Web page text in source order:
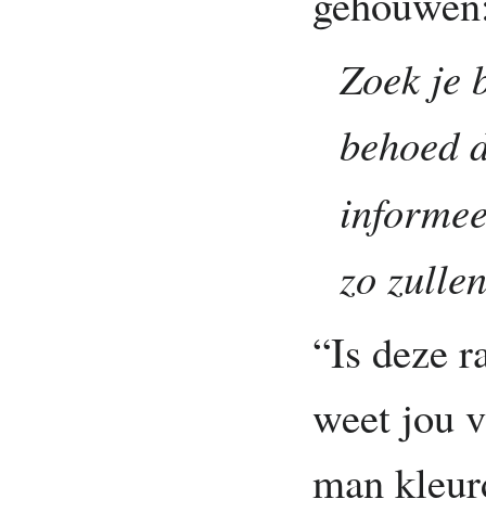
Zoek je
behoed
zo
“Is deze
weet jou
man